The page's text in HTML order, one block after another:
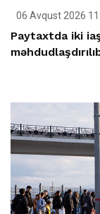
06 Avqust 2026
Paytaxtda iki